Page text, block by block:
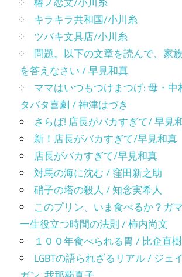
キラキラ共和国/小川糸
ツバキ文具店/小川糸
問題。以下の文章を読んで、家
を答えなさい / 早見和真
ママはいつもつけまつげ: 母・中
タバタ喜劇 / 神津はづき
さらば! 店長がバカすぎて/ 早見
新！店長がバカすぎて/早見和真
店長がバカすぎて/早見和真
対馬の海に沈む / 窪田新之助
硝子の塔の殺人 / 知念実希人
このプリン、いま食べるか？ガ
一生役立つ時間の法則 / 柿内尚文
１００年食べられる胃 / 比企直樹
LGBTの語られざるリアル / ジェ